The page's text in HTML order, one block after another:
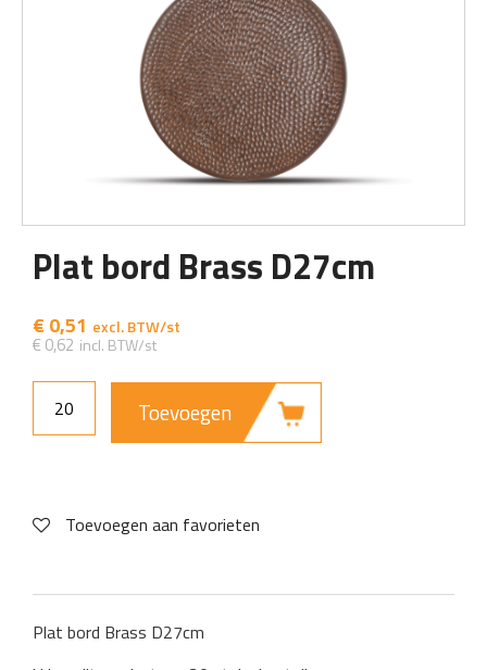
Plat bord Brass D27cm
€ 0,51
€ 0,62
Toevoegen
Toevoegen aan favorieten
Plat bord Brass D27cm